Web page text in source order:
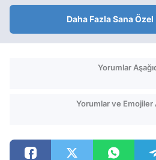
Daha Fazla Sana
Yorumlar
Yorumlar ve Emojiler